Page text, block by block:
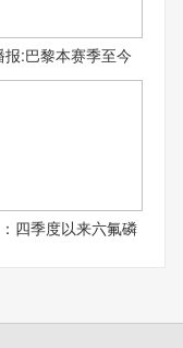
报:巴黎本赛季至今
四季度以来六氟磷